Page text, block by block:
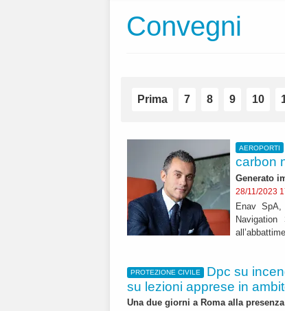
Convegni
Prima 7 8 9 10
AEROPORTI
carbon
Generato
28/11/2023
Enav
PROTEZIONE CIVILE
Dpc su
su lezioni apprese in
Una due giorni a Roma alla